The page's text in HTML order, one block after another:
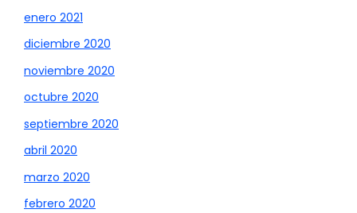
enero 2021
diciembre 2020
noviembre 2020
octubre 2020
septiembre 2020
abril 2020
marzo 2020
febrero 2020